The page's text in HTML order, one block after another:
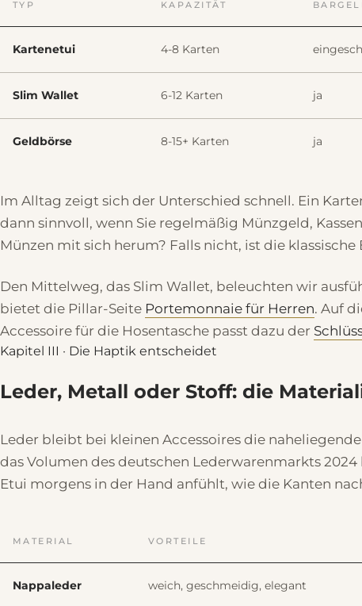
TYP KAPAZITÄT
Kartenetui 4-8 Karten
Slim Wallet 6-12 Karten ja
Geldbörse 8-15+ Karten ja
Im Alltag zeigt sich der Unterschied schnell. Ein
dann sinnvoll, wenn Sie regelmäßig Münzgeld,
Münzen mit sich herum? Falls nicht, ist die
Den Mittelweg, das Slim Wallet, beleuchten wir
bietet die Pillar-Seite Portemonnaie für Herren. Auf
Accessoire für die Hosentasche passt dazu der
Kapitel III · Die Haptik entscheidet
Leder, Metall oder Stoff: die
Leder bleibt bei kleinen Accessoires die
das Volumen des deutschen Lederwarenmarkts
Etui morgens in der Hand anfühlt, wie die Kanten
MATERIAL VORTEILE
Nappaleder weich, geschmeidig, elegant